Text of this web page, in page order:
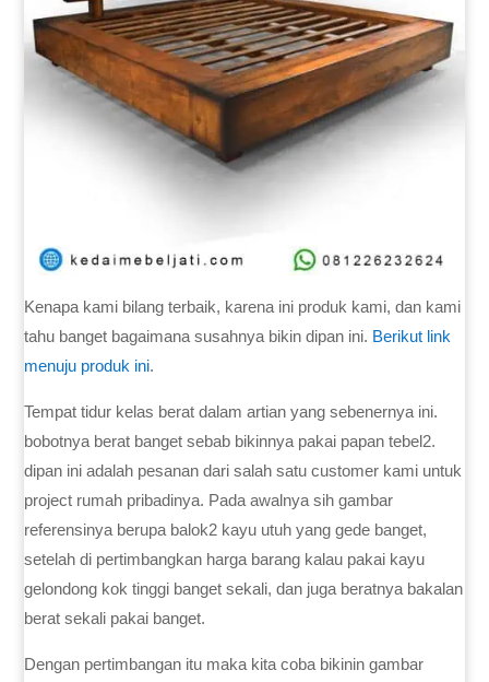
Kenapa kami bilang terbaik, karena ini produk kami, dan kami
tahu banget bagaimana susahnya bikin dipan ini. Berikut link
menuju produk ini.
Tempat tidur kelas berat dalam artian yang sebenernya ini.
bobotnya berat banget sebab bikinnya pakai papan tebel2.
dipan ini adalah pesanan dari salah satu customer kami untuk
project rumah pribadinya. Pada awalnya sih gambar
referensinya berupa balok2 kayu utuh yang gede banget,
setelah di pertimbangkan harga barang kalau pakai kayu
gelondong kok tinggi banget sekali, dan juga beratnya bakalan
berat sekali pakai banget.
Dengan pertimbangan itu maka kita coba bikinin gambar